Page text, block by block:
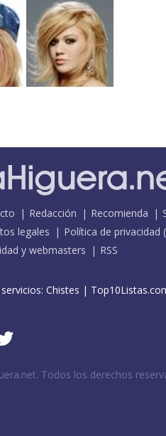
Redacción Recomienda
legales
Política de privacidad (
y webmasters
RSS
Chistes |
Todos los derechos